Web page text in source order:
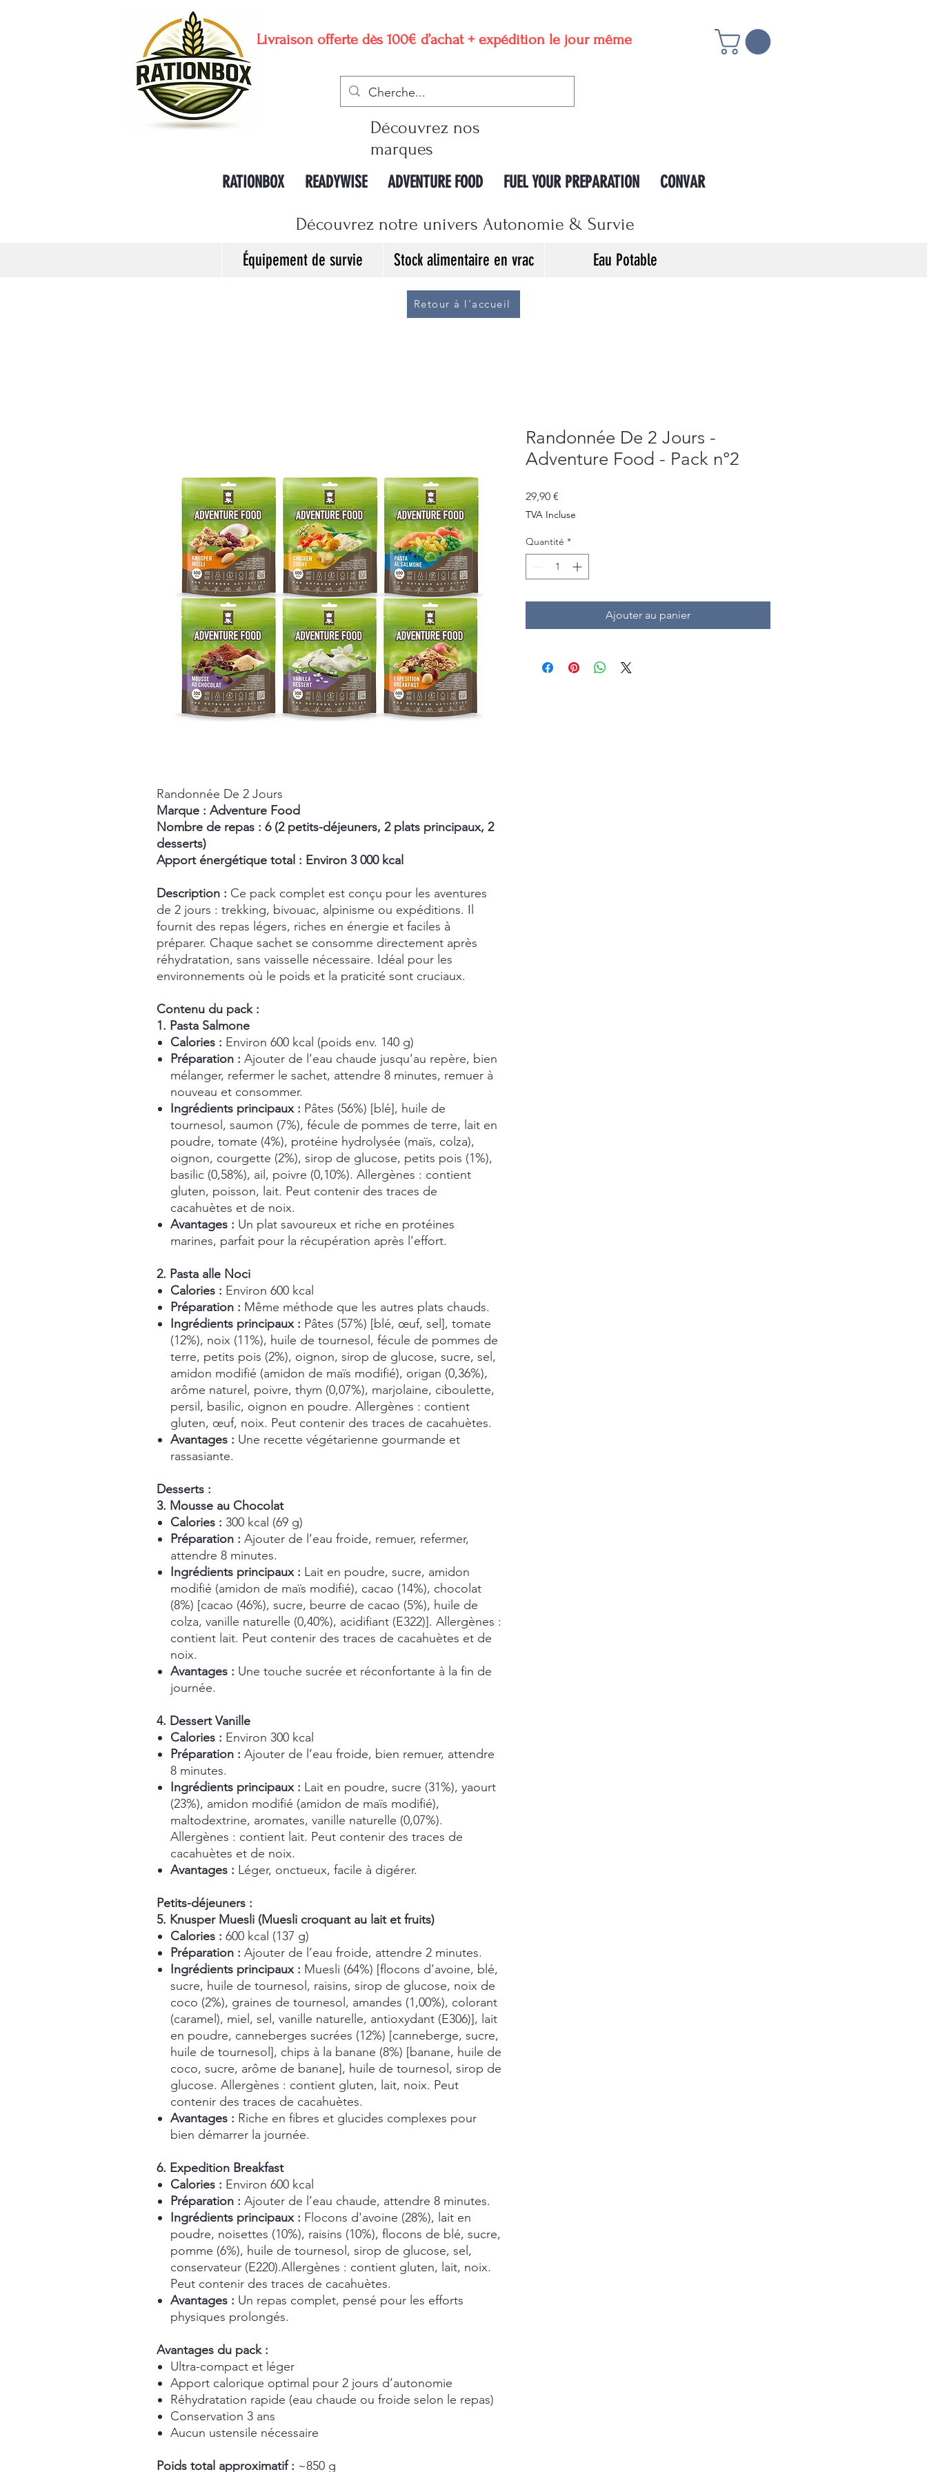
Découvrez nos
marques
Livraison offerte dès 100€ d’achat + expédition le jour même
RATIONBOX READYWISE ADVENTURE FOOD FUEL YOUR PREPARATION CONVAR
Découvrez notre univers Autonomie & Survie
Équipement de survie
Stock alimentaire en vrac Eau Potable
Retour à l’accueil
Randonnée De 2 Jours
Marque : Adventure Food
Nombre de repas : 6 (2 petits-déjeuners, 2 plats principaux, 2
desserts)
Apport énergétique total : Environ 3 000 kcal
Description : Ce pack complet est conçu pour les aventures
de 2 jours : trekking, bivouac, alpinisme ou expéditions. Il
fournit des repas légers, riches en énergie et faciles à
préparer. Chaque sachet se consomme directement après
réhydratation, sans vaisselle nécessaire. Idéal pour les
environnements où le poids et la praticité sont cruciaux.
Contenu du pack :
1. Pasta Salmone
Calories : Environ 600 kcal (poids env. 140 g)
Préparation : Ajouter de l’eau chaude jusqu’au repère, bien
mélanger, refermer le sachet, attendre 8 minutes, remuer à
nouveau et consommer.
Ingrédients principaux : Pâtes (56%) [blé], huile de
tournesol, saumon (7%), fécule de pommes de terre, lait en
poudre, tomate (4%), protéine hydrolysée (maïs, colza),
oignon, courgette (2%), sirop de glucose, petits pois (1%),
basilic (0,58%), ail, poivre (0,10%). Allergènes : contient
gluten, poisson, lait. Peut contenir des traces de
cacahuètes et de noix.
Avantages : Un plat savoureux et riche en protéines
marines, parfait pour la récupération après l’effort.
2. Pasta alle Noci
Calories : Environ 600 kcal
Préparation : Même méthode que les autres plats chauds.
Ingrédients principaux : Pâtes (57%) [blé, œuf, sel], tomate
(12%), noix (11%), huile de tournesol, fécule de pommes de
terre, petits pois (2%), oignon, sirop de glucose, sucre, sel,
amidon modifié (amidon de maïs modifié), origan (0,36%),
arôme naturel, poivre, thym (0,07%), marjolaine, ciboulette,
persil, basilic, oignon en poudre. Allergènes : contient
gluten, œuf, noix. Peut contenir des traces de cacahuètes.
Avantages : Une recette végétarienne gourmande et
rassasiante.
Desserts :
3. Mousse au Chocolat
Calories : 300 kcal (69 g)
Préparation : Ajouter de l’eau froide, remuer, refermer,
attendre 8 minutes.
Ingrédients principaux : Lait en poudre, sucre, amidon
modifié (amidon de maïs modifié), cacao (14%), chocolat
(8%) [cacao (46%), sucre, beurre de cacao (5%), huile de
colza, vanille naturelle (0,40%), acidifiant (E322)]. Allergènes :
contient lait. Peut contenir des traces de cacahuètes et de
noix.
Avantages : Une touche sucrée et réconfortante à la fin de
journée.
4. Dessert Vanille
Calories : Environ 300 kcal
Préparation : Ajouter de l’eau froide, bien remuer, attendre
8 minutes.
Ingrédients principaux : Lait en poudre, sucre (31%), yaourt
(23%), amidon modifié (amidon de maïs modifié),
maltodextrine, aromates, vanille naturelle (0,07%).
Allergènes : contient lait. Peut contenir des traces de
cacahuètes et de noix.
Avantages : Léger, onctueux, facile à digérer.
Petits-déjeuners :
5. Knusper Muesli (Muesli croquant au lait et fruits)
Calories : 600 kcal (137 g)
Préparation : Ajouter de l’eau froide, attendre 2 minutes.
Ingrédients principaux : Muesli (64%) [flocons d’avoine, blé,
sucre, huile de tournesol, raisins, sirop de glucose, noix de
coco (2%), graines de tournesol, amandes (1,00%), colorant
(caramel), miel, sel, vanille naturelle, antioxydant (E306)], lait
en poudre, canneberges sucrées (12%) [canneberge, sucre,
huile de tournesol], chips à la banane (8%) [banane, huile de
coco, sucre, arôme de banane], huile de tournesol, sirop de
glucose. Allergènes : contient gluten, lait, noix. Peut
contenir des traces de cacahuètes.
Avantages : Riche en fibres et glucides complexes pour
bien démarrer la journée.
6. Expedition Breakfast
Calories : Environ 600 kcal
Préparation : Ajouter de l’eau chaude, attendre 8 minutes.
Ingrédients principaux : Flocons d'avoine (28%), lait en
poudre, noisettes (10%), raisins (10%), flocons de blé, sucre,
pomme (6%), huile de tournesol, sirop de glucose, sel,
conservateur (E220).Allergènes : contient gluten, lait, noix.
Peut contenir des traces de cacahuètes.
Avantages : Un repas complet, pensé pour les efforts
physiques prolongés.
Avantages du pack :
Ultra-compact et léger
Apport calorique optimal pour 2 jours d’autonomie
Réhydratation rapide (eau chaude ou froide selon le repas)
Conservation 3 ans
Aucun ustensile nécessaire
Poids total approximatif : ~850 g
Randonnée De 2 Jours -
Adventure Food - Pack n°2
29,90 €
TVA Incluse
Quantité *
Ajouter au panier